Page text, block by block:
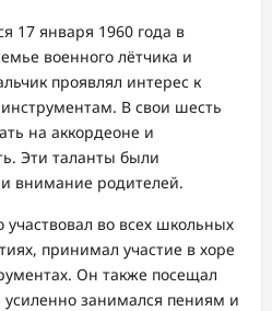
17 января 1960 года в
военного лётчика и
проявлял интерес к
В свои шесть
на аккордеоне и
Эти таланты были
внимание родителей.
участвовал во всех школьных
принимал участие в хоре
Он также посещал
занимался пениям и